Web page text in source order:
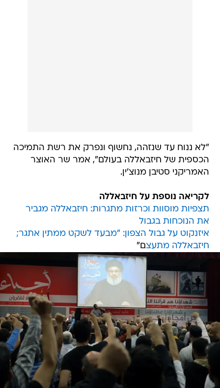
"לא ננוח עד שנזהה, נחשוף ונפרק את רשת התמיכה
הכספית של חיזבאללה בעולם", אמר שר האוצר
האמריקני סטיבן מנוצ'ין.
לקריאה נוספת על חיזבאללה
תצפיות מוסוות וכרזות מתגרות: חיזבאללה מגביר
את הנוכחות בגבול
איזנקוט על גבול הצפון: "מבעד לשקט ממתין אתגר;
חיזבאללה מתעצם"